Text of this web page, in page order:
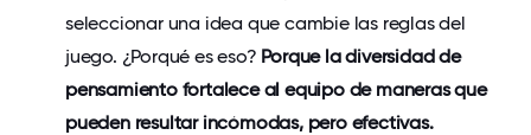
seleccionar una idea que cambie las reglas del
juego. ¿Porqué es eso? Porque la diversidad de
pensamiento fortalece al equipo de maneras que
pueden resultar incómodas, pero efectivas.